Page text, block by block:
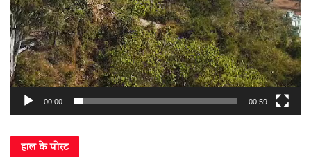
00:00 00:59
हाल के पोस्ट